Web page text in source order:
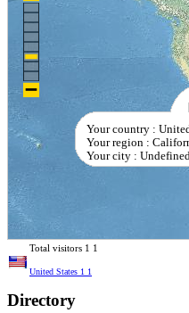
Your country :
Your region :
Your city :
Total visitors 1 1
United States 1 1
Directory